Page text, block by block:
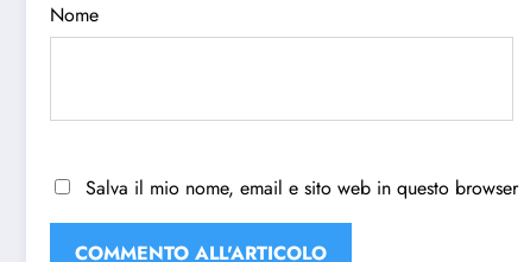
Nome
Salva il mio nome, email e sito web in questo